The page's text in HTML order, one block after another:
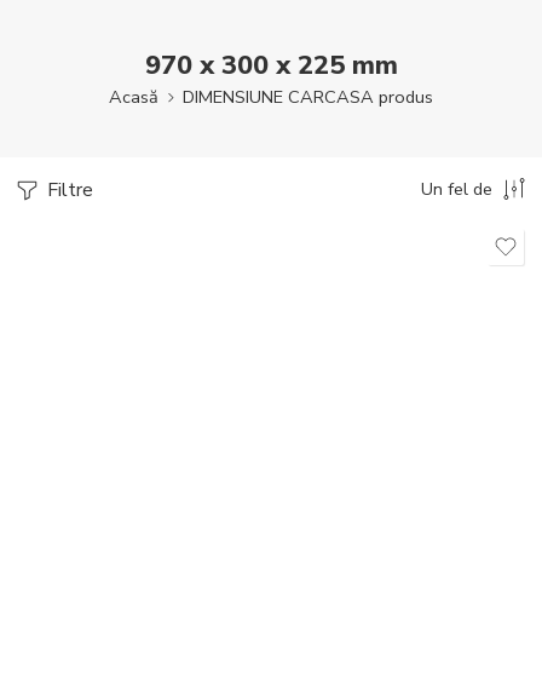
970 x 300 x 225 mm
Acasă DIMENSIUNE CARCASA produs
Filtre Un fel de